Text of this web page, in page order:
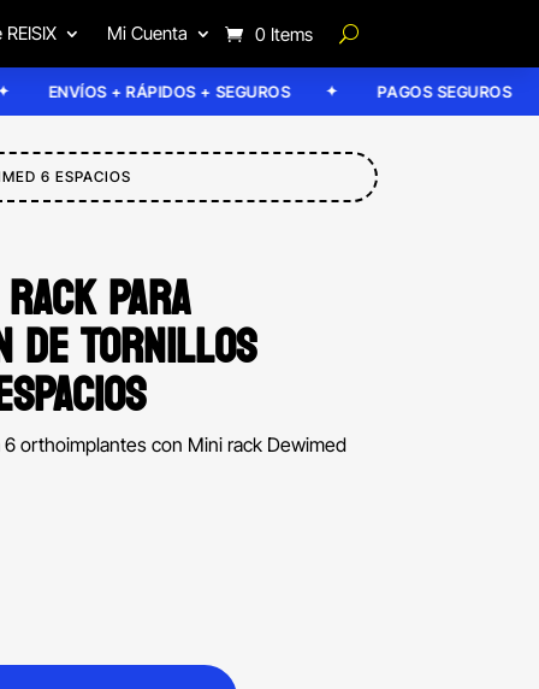
Mi Cuenta 0 Items
+ RÁPIDOS + SEGUROS PAGOS SEGUROS
6 ESPACIOS
PARA
TORNILLOS
orthoimplantes con Mini rack Dewimed